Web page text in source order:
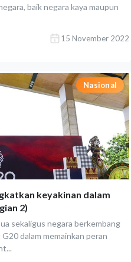
baik negara kaya maupun
15 November 2022
Nasional
keyakinan dalam
2)
sekaligus negara berkembang
dalam memainkan peran